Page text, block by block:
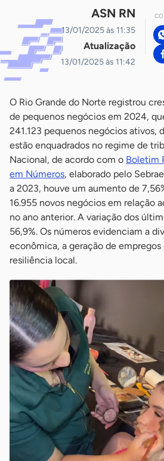
ASN RN
13/01/2025 às 11:35
Atualização
13/01/2025 às 11:42
O Rio Grande do Norte registrou
de pequenos negócios em 2024,
241.123 pequenos negócios ativos,
estão enquadrados no regime de
Nacional, de acordo com o Boletim
em Números, elaborado pelo
a 2023, houve um aumento de
16.955 novos negócios em relação
no ano anterior. A variação dos
56,9%. Os números evidenciam a
econômica, a geração de
resiliência local.